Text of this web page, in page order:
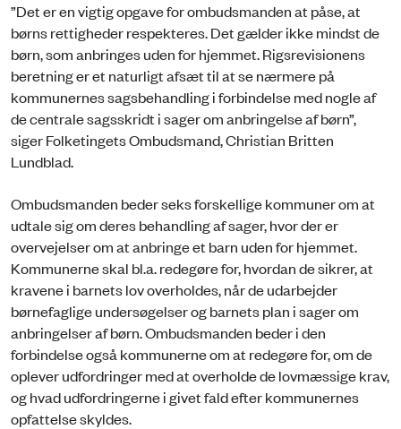
”Det er en vigtig opgave for ombudsmanden at påse, at
børns rettigheder respekteres. Det gælder ikke mindst de
børn, som anbringes uden for hjemmet. Rigsrevisionens
beretning er et naturligt afsæt til at se nærmere på
kommunernes sagsbehandling i forbindelse med nogle af
de centrale sagsskridt i sager om anbringelse af børn”,
siger Folketingets Ombudsmand, Christian Britten
Lundblad.
Ombudsmanden beder seks forskellige kommuner om at
udtale sig om deres behandling af sager, hvor der er
overvejelser om at anbringe et barn uden for hjemmet.
Kommunerne skal bl.a. redegøre for, hvordan de sikrer, at
kravene i barnets lov overholdes, når de udarbejder
børnefaglige undersøgelser og barnets plan i sager om
anbringelser af børn. Ombudsmanden beder i den
forbindelse også kommunerne om at redegøre for, om de
oplever udfordringer med at overholde de lovmæssige krav,
og hvad udfordringerne i givet fald efter kommunernes
opfattelse skyldes.